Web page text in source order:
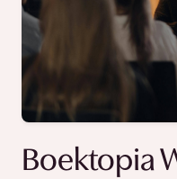
Boektopia